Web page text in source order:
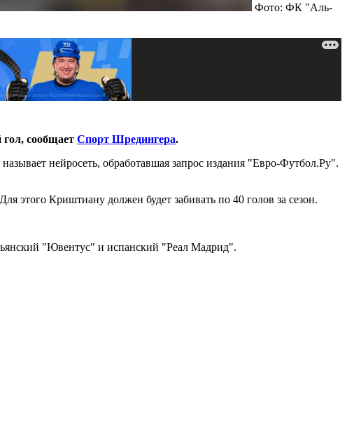
Фото: ФК "Аль-
сообщает Спорт Шредингера.
нейросеть, обработавшая запрос издания "Евро-Футбол.Ру".
этого Криштиану должен будет забивать по 40 голов за сезон.
"Ювентус" и испанский "Реал Мадрид".